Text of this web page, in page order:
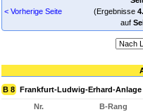
< Vorherige Seite
(Ergebnisse
auf
B 8 Frankfurt-Ludwig-Erhard-
Nr.
B-Rang